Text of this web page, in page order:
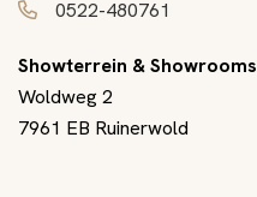
0522-480761
Showterrein & Showrooms
Woldweg 2
7961 EB Ruinerwold